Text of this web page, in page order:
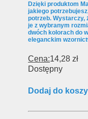
Dzięki produktom
jakiego
potrzeb. Wystarczy,
je z wybranym
dwóch kolorach do
eleganckim
Cena:14,28 zł
Dostępny
Dodaj do